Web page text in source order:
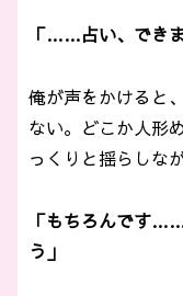
「……占い、でき
俺が声をかけると
ない。どこか人形
っくりと揺らしな
「もちろんです
う」